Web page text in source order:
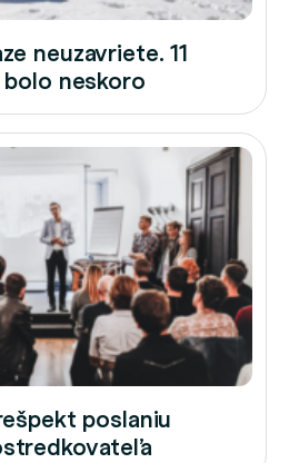
neuzavriete. 11
bolo neskoro
poslaniu